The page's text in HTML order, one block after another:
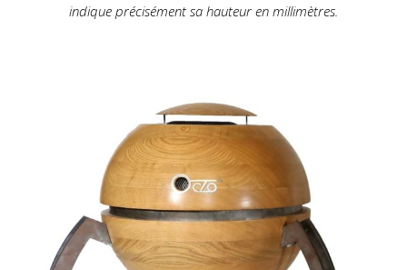
indique précisément sa hauteur en millimètres.